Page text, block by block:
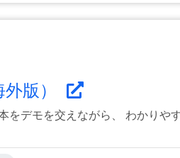
版）
をデモを交えながら、 わかり